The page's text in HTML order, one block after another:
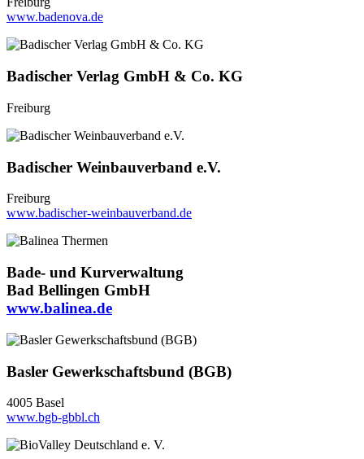
www.badenova.de
Badischer Verlag GmbH & Co. KG
Freiburg
Badischer Weinbauverband e.V.
Freiburg
www.badischer-weinbauverband.de
Bade- und Kurverwaltung
Bad Bellingen GmbH
www.balinea.de
Basler Gewerkschaftsbund (BGB)
4005 Basel
www.bgb-gbbl.ch